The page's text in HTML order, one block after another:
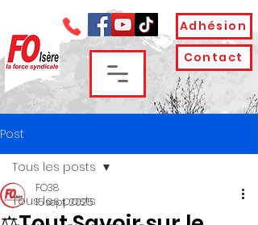
Adhésion
Contact
Post
Tous les posts
Tous les posts
FO38
15 sept. 2025